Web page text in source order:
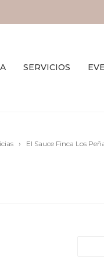
SERVICIOS
El Sauce Finca Los